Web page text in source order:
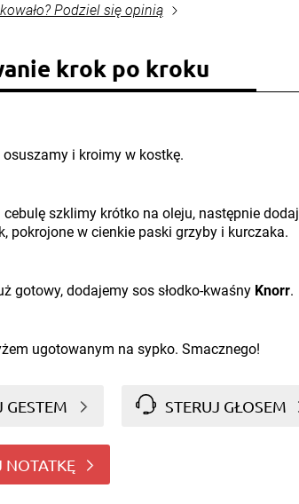
Podziel się opinią
krok po kroku
osuszamy i kroimy w kostkę.
szklimy krótko na oleju, następnie
pokrojone w cienkie paski grzyby i kurczaka.
gotowy, dodajemy sos słodko-kwaśny Knorr.
ugotowanym na sypko. Smacznego!
GESTEM STERUJ GŁOSEM